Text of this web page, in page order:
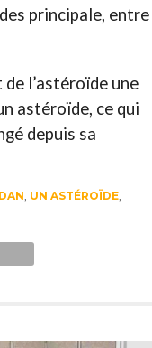
principale, entre
l’astéroïde une
astéroïde, ce qui
depuis sa
UN ASTÉROÏDE,